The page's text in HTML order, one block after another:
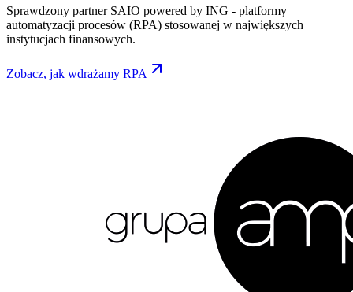
Sprawdzony partner SAIO powered by ING - platformy
automatyzacji procesów (RPA) stosowanej w największych
instytucjach finansowych.
Zobacz, jak wdrażamy RPA